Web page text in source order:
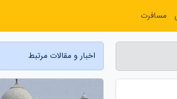
اخبار و مقالات مرتبط
مسافرت